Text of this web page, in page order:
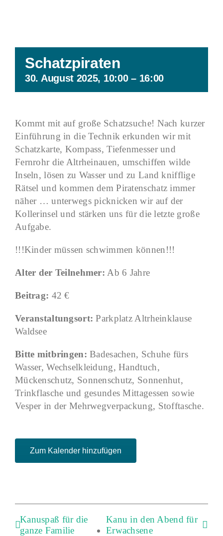
Schatzpiraten
30. August 2025, 10:00– 16:00
Kommt mit auf große Schatzsuche! Nach kurzer
Einführung in die Technik erkunden wir mit
Schatzkarte, Kompass, Tiefenmesser und
Fernrohr die Altrheinauen, umschiffen wilde
Inseln, lösen zu Wasser und zu Land knifflige
Rätsel und kommen dem Piratenschatz immer
näher … unterwegs picknicken wir auf der
Kollerinsel und stärken uns für die letzte große
Aufgabe.
!!!Kinder müssen schwimmen können!!!
Alter der Teilnehmer: Ab 6 Jahre
Beitrag: 42 €
Veranstaltungsort: Parkplatz Altrheinklause
Waldsee
Bitte mitbringen: Badesachen, Schuhe fürs
Wasser, Wechselkleidung, Handtuch,
Mückenschutz, Sonnenschutz, Sonnenhut,
Trinkflasche und gesundes Mittagessen sowie
Vesper in der Mehrwegverpackung, Stofftasche.
Zum Kalender hinzufügen
Kanuspaß für die
ganze Familie
Kanu in den Abend für
Erwachsene